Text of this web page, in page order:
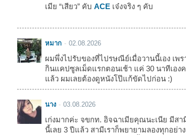
เมีย “เสียว” คับ ACEเจ๋งจริง ๆ คับ
หมาก 02.08.2026
ผมพึ่งไปรับของที่ไปรษณีย์เมื่อวานนี้เอง เพ
กินแคปซูลเม็ดแรกตอนเช้า แค่ 30 นาทีเอง
แล้ว ผมเลยต้องดูหนังโป๊แก้ขัดไปก่อน :)
นาง 03.08.2026
เก่งมากค่ะ จขกท. อิจฉาเมียคุณนะเนีย มีส
นี้เลย 3 ปีแล้ว สามีเราก็พยายามลองทุกอย่